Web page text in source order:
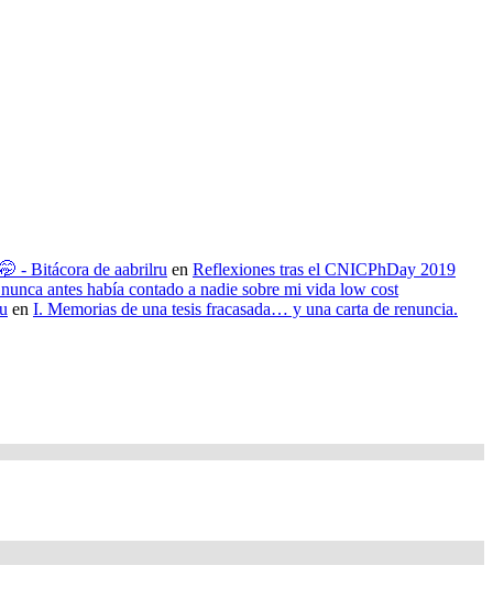
- Bitácora de aabrilru en Reflexiones tras el CNICPhDay 2019
antes había contado a nadie sobre mi vida low cost
en I. Memorias de una tesis fracasada… y una carta de renuncia.